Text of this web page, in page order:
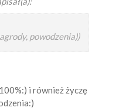
powodzenia))
i również życzę